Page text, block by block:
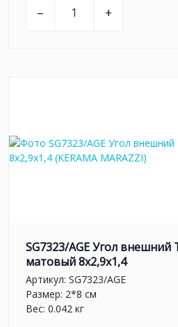
– +
SG7323/AGE Угол внешний
матовый 8x2,9x1,4
Артикул: SG7323/AGE
Размер: 2*8 см
Вес: 0.042 кг